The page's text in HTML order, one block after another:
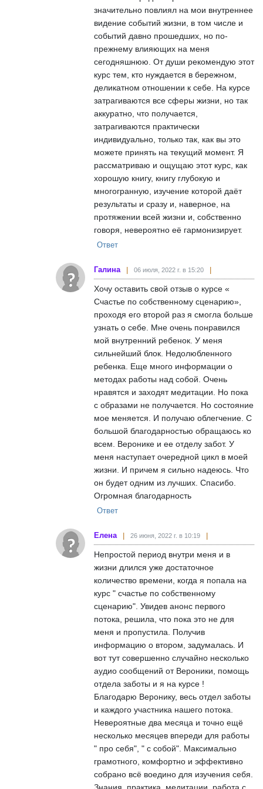
значительно повлиял на мои внутреннее
видение событий жизни, в том числе и
событий давно прошедших, но по-
прежнему влияющих на меня
сегодняшнюю. От души рекомендую этот
курс тем, кто нуждается в бережном,
деликатном отношении к себе. На курсе
затрагиваются все сферы жизни, но так
аккуратно, что получается,
затрагиваются практически
индивидуально, только так, как вы это
можете принять на текущий момент. Я
рассматриваю и ощущаю этот курс, как
хорошую книгу, книгу глубокую и
многогранную, изучение которой даёт
результаты и сразу и, наверное, на
протяжении всей жизни и, собственно
говоря, невероятно её гармонизирует.
Ответ
Галина 06 июля, 2022 г. в 15:20
Хочу оставить свой отзыв о курсе «
Счастье по собственному сценарию»,
проходя его второй раз я смогла больше
узнать о себе. Мне очень понравился
мой внутренний ребенок. У меня
сильнейший блок. Недолюбленного
ребенка. Еще много информации о
методах работы над собой. Очень
нравятся и заходят медитации. Но пока
с образами не получается. Но состояние
мое меняется. И получаю облегчение. С
большой благодарностью обращаюсь ко
всем. Веронике и ее отделу забот. У
меня наступает очередной цикл в моей
жизни. И причем я сильно надеюсь. Что
он будет одним из лучших. Спасибо.
Огромная благодарность
Ответ
Елена 26 июня, 2022 г. в 10:19
Непростой период внутри меня и в
жизни длился уже достаточное
количество времени, когда я попала на
курс " счастье по собственному
сценарию". Увидев анонс первого
потока, решила, что пока это не для
меня и пропустила. Получив
информацию о втором, задумалась. И
вот тут совершенно случайно несколько
аудио сообщений от Вероники, помощь
отдела заботы и я на курсе !
Благодарю Веронику, весь отдел заботы
и каждого участника нашего потока.
Невероятные два месяца и точно ещё
несколько месяцев впереди для работы
" про себя", " с собой". Максимально
грамотного, комфортно и эффективно
собрано всё воедино для изучения себя.
Знания, практика, медитации, работа с